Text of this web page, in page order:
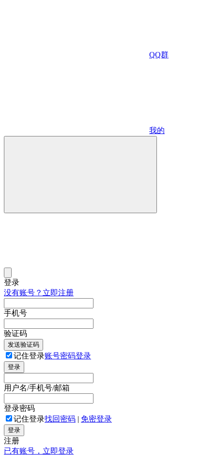
QQ群
我的
登录
没有账号？立即注册
手机号
验证码
发送验证码
记住登录账号密码登录
登录
用户名/手机号/邮箱
登录密码
记住登录找回密码 | 免密登录
登录
注册
已有账号，立即登录